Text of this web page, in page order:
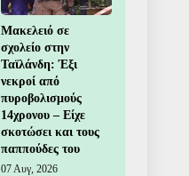
Μακελειό σε
σχολείο στην
Ταϊλάνδη: Έξι
νεκροί από
πυροβολισμούς
14χρονου – Είχε
σκοτώσει και τους
παππούδες του
07 Αυγ, 2026